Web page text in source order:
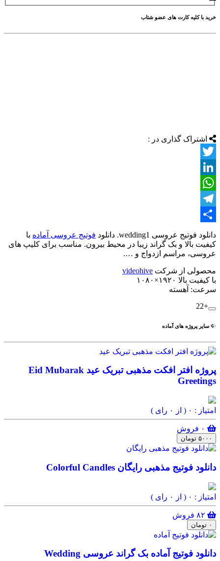
خرید با کلیه کارت های عضو شتاب
اشتراک گذاری در :
Twitter
LinkedIn
WhatsApp
Telegram
اشتراک
گذاری
دانلود فوتیج عروسی wedding1. دانلود فوتیج عروسی آماده با
کیفیت بالا و بک گراند زیبا در محیط بیرون. مناسب برای کلیپ های
عروسی، مراسم ازدواج و ….
محصولی از شرکت videohive
با کیفیت بالا ۱۹۲۰×۱۰۸۰
سرعت: آهسته
+22
سایر پروژه های آماده
پروژه افتر افکت مذهبی تبریک عید Eid Mubarak
Greetings
امتیاز : ۰ ( از ۰ رای )
۵۰۰۰ تومان
دانلود فوتیج مذهبی رایگان Colorful Candles
امتیاز : ۰ ( از ۰ رای )
۰ تومان
دانلود فوتیج آماده بک گراند عروسی Wedding